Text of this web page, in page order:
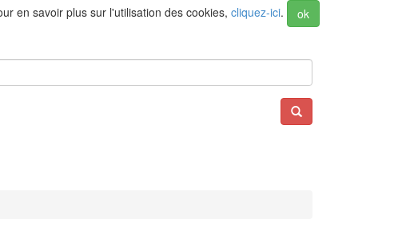
en savoir plus sur l'utilisation des cookies, cliquez-ici. ok